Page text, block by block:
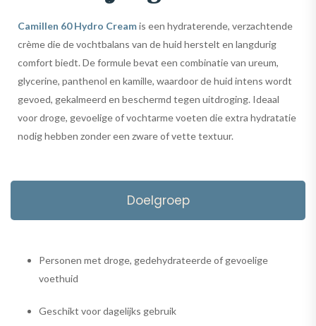
Camillen 60 Hydro Creamis een hydraterende, verzachtende
crème die de vochtbalans van de huid herstelt en langdurig
comfort biedt. De formule bevat een combinatie van ureum,
glycerine, panthenol en kamille, waardoor de huid intens wordt
gevoed, gekalmeerd en beschermd tegen uitdroging. Ideaal
voor droge, gevoelige of vochtarme voeten die extra hydratatie
nodig hebben zonder een zware of vette textuur.
Doelgroep
Personen met droge, gedehydrateerde of gevoelige
voethuid
Geschikt voor dagelijks gebruik